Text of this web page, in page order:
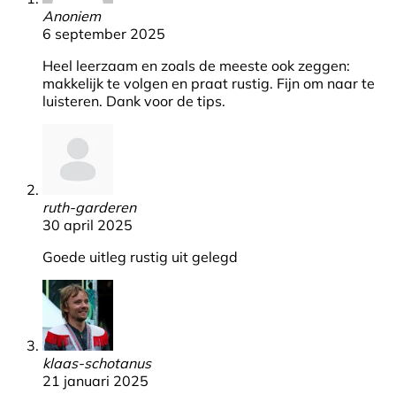
Anoniem
6 september 2025
Heel leerzaam en zoals de meeste ook zeggen:
makkelijk te volgen en praat rustig. Fijn om naar te
luisteren. Dank voor de tips.
ruth-garderen
30 april 2025
Goede uitleg rustig uit gelegd
klaas-schotanus
21 januari 2025